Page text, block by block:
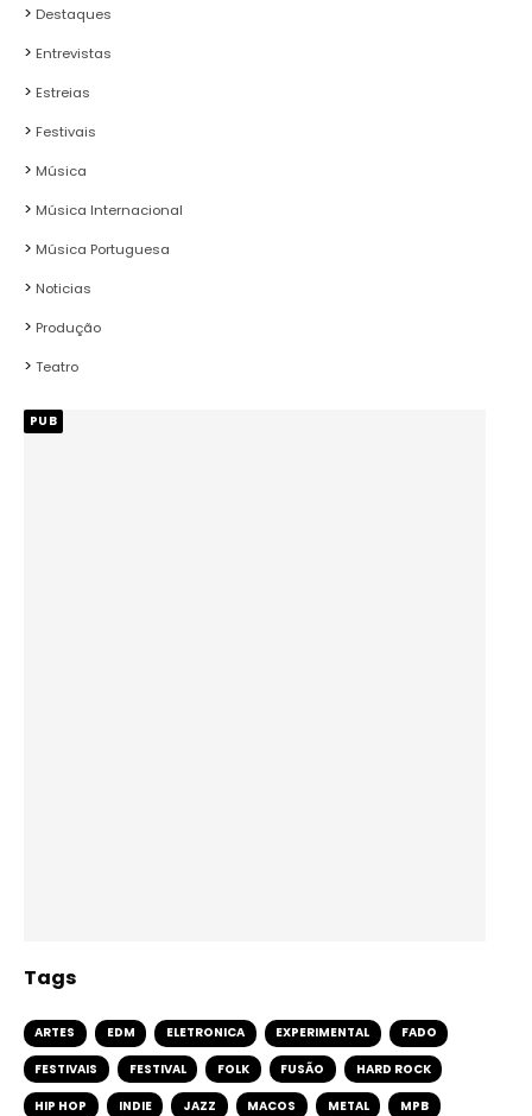
Destaques
Entrevistas
Estreias
Festivais
Música
Música Internacional
Música Portuguesa
Noticias
Produção
Teatro
PUB
Tags
ARTES EDM ELETRONICA EXPERIMENTAL FADO
FESTIVAIS FESTIVAL FOLK FUSÃO HARD ROCK
HIP HOP INDIE JAZZ MACOS METAL MPB